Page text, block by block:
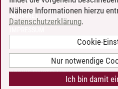
INTRANET
BARRIEREFREIHEIT
COOKIE-EINSTELLUNGEN
Nähere Informationen hierzu
Datenschutzerklärung.
Cookie-
Nur notwendige
Ich bin damit